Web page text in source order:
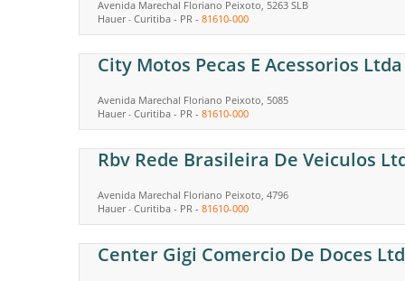
Avenida Marechal Floriano Peixoto, 5263 SLB
Hauer - Curitiba - PR - 81610-000
City Motos Pecas E Acessorios Ltda
Avenida Marechal Floriano Peixoto, 5085
Hauer - Curitiba - PR - 81610-000
Rbv Rede Brasileira De Veiculos
Avenida Marechal Floriano Peixoto, 4796
Hauer - Curitiba - PR - 81610-000
Center Gigi Comercio De Doces